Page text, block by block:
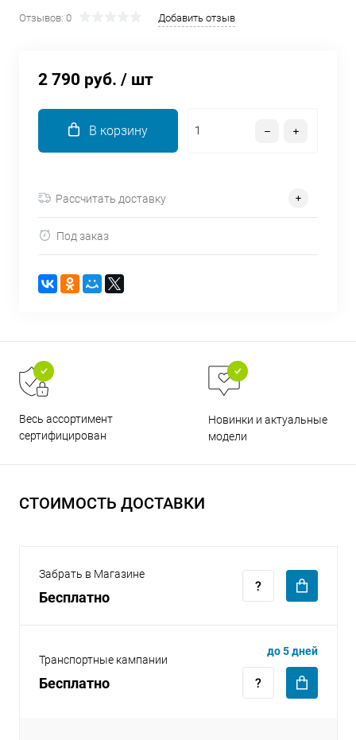
Отзывов: 0 Добавить отзыв
2 790 руб. / шт
В корзину
Рассчитать доставку
Под заказ
Весь ассортимент
сертифицирован
Новинки и актуальные
модели
СТОИМОСТЬ ДОСТАВКИ
Забрать в Магазине
Бесплатно
Транспортные кампании
Бесплатно
до 5 дней
plait.ru